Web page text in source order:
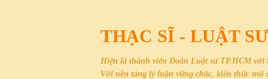
THẠC SĨ - LUẬT
Hiện là thành viên Đoàn Luật sư TP.HCM
Với nền tảng lý luận vững chắc, kiến thức